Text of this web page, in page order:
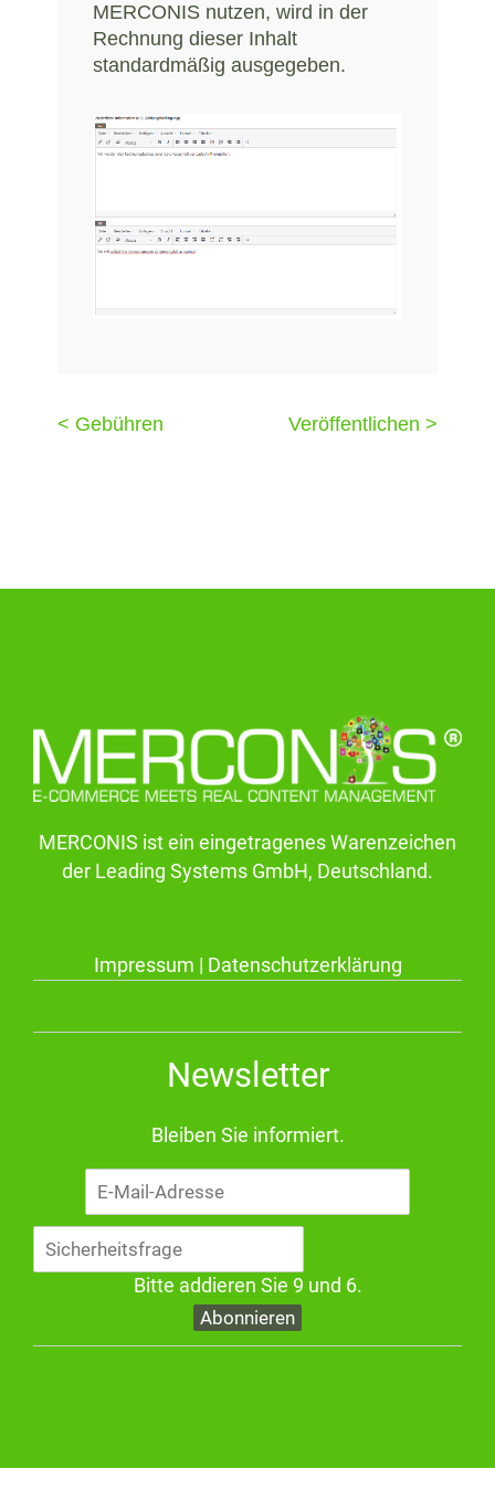
MERCONIS nutzen, wird in der
Rechnung dieser Inhalt
standardmäßig ausgegeben.
< Gebühren Veröffentlichen >
MERCONIS ist ein eingetragenes Warenzeichen
der Leading Systems GmbH, Deutschland.
Impressum Datenschutzerklärung
Newsletter
Bleiben Sie informiert.
E-
Mail-
Adresse
Bitte addieren Sie 9 und 6.